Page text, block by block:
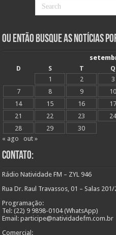
Ou Então Busque as Notícias
D
S T Q
1
2 3
7
8 9 10
14
15 16 17
21
22 23
28
29
30
« ago
out »
Contato:
Rádio Natividade FM – ZYL 946
Rua Dr. Raul Travassos, 01 – Salas
Programação:
Tel: (22) 9 9898-0104 (WhatsApp)
Email: participe@natividadefm.com.br
Comercial: